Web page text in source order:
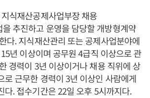
식재산공제사업부장 채용
추진하고 운영을 담당할 개방형계약
다. 지식재산관리 또는 공제사업분야에
년 이상이며 공무원 4급직 이상으로 관
경력이 3년 이상이거나 채용 직위에 상
로 근무한 경력이 3년 이상인 사람에게
다. 접수기간은 22일 오후 5시까지다.